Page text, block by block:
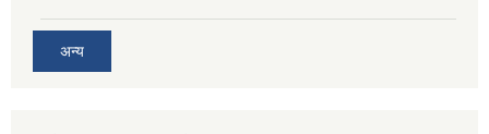
अन्य